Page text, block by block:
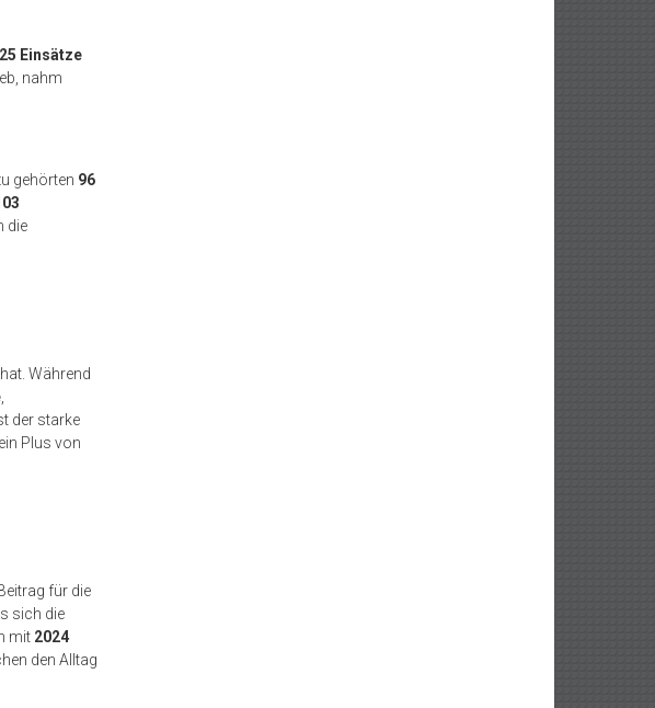
Einsätze
nahm
gehörten 96
die
Während
,
der starke
Plus von
für die
sich die
mit 2024
den Alltag